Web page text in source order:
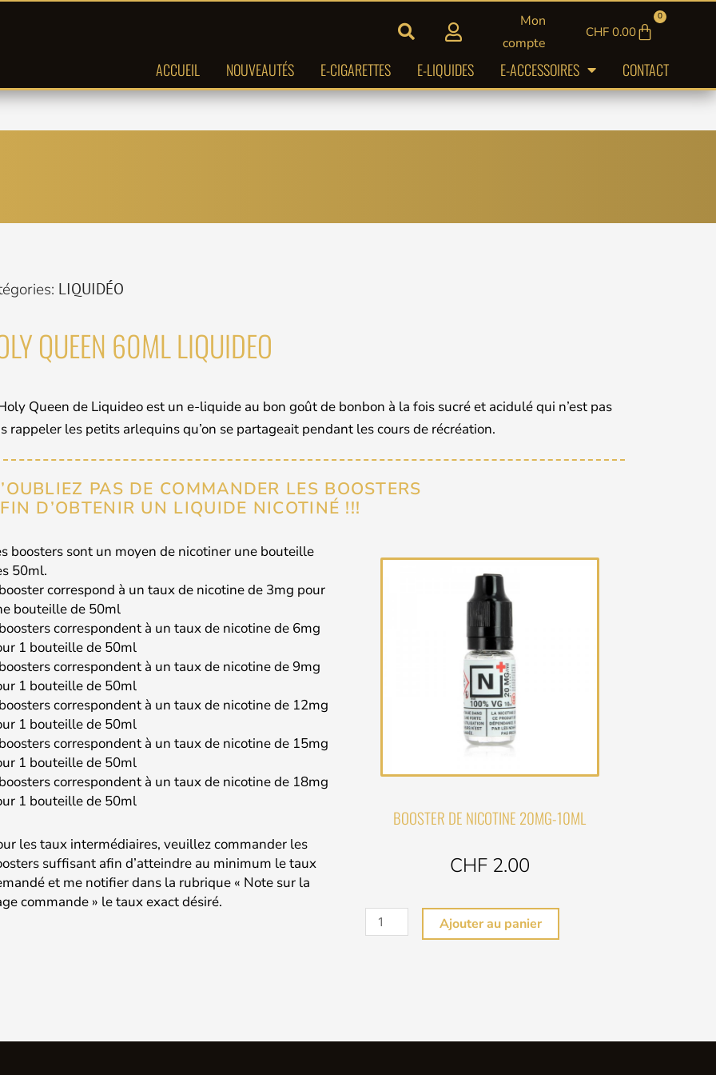
Mon
compte
CHF 0.00
0
Panier
ACCUEIL NOUVEAUTÉS E-CIGARETTES E-LIQUIDES E-ACCESSOIRES CONTACT
LIQUIDÉO
QUEEN 60ML LIQUIDEO
Queen de Liquideo est un e-liquide au bon goût de bonbon à la fois sucré et acidulé qui n’est pas
rappeler les petits arlequins qu’on se partageait pendant les cours de récréation.
PAS DE COMMANDER LES BOOSTERS
D’OBTENIR UN LIQUIDE NICOTINÉ !!!
boosters sont un moyen de nicotiner une bouteille
50ml.
correspond à un taux de nicotine de 3mg pour
bouteille de 50ml
correspondent à un taux de nicotine de 6mg
1 bouteille de 50ml
correspondent à un taux de nicotine de 9mg
1 bouteille de 50ml
correspondent à un taux de nicotine de 12mg
1 bouteille de 50ml
correspondent à un taux de nicotine de 15mg
1 bouteille de 50ml
correspondent à un taux de nicotine de 18mg
1 bouteille de 50ml
les taux intermédiaires, veuillez commander les
suffisant afin d’atteindre au minimum le taux
et me notifier dans la rubrique « Note sur la
commande » le taux exact désiré.
BOOSTER DE NICOTINE 20MG-10ML
CHF 2.00
quantité
de
Ajouter au panier